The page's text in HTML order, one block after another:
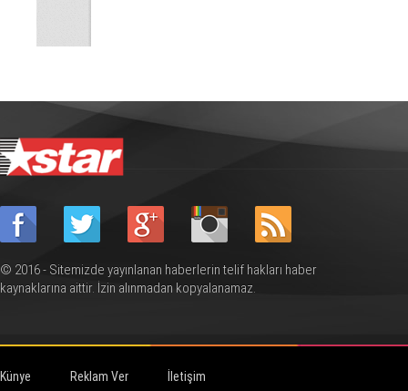
© 2016 - Sitemizde yayınlanan haberlerin telif hakları haber
kaynaklarına aittir. İzin alınmadan kopyalanamaz.
Künye Reklam Ver İletişim